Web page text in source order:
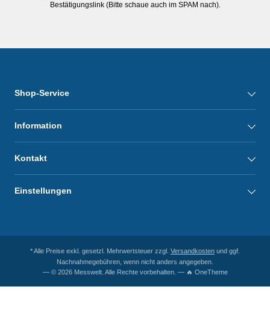
Bestätigungslink (Bitte schaue auch im SPAM nach).
Shop-Service
Information
Kontakt
Einstellungen
* Alle Preise exkl. gesetzl. Mehrwertsteuer zzgl. Versandkosten und ggf.
Nachnahmegebühren, wenn nicht anders angegeben.
— © 2026 Messwelt. Alle Rechte vorbehalten. — 🔥 OneTheme